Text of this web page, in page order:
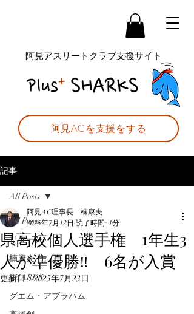
阿見アスリートクラブ支援サイト
阿見ACを支援をする
記事
All Posts
リターン
楠康夫
SHARKS
グエム・アブラハム
All Posts
県高校個人選手権 1年生3
人が準優勝‼ 6名が入賞
阿見AC理事長 楠康夫
2025年7月12日 読了時間: 1分
更新日：2025年7月23日